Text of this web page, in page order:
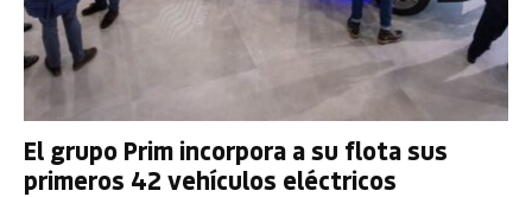
El grupo Prim incorpora a su flota sus
primeros 42 vehículos eléctricos